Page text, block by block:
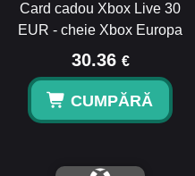
Card cadou Xbox Live 30
EUR - cheie Xbox Europa
30.36 €
CUMPĂRĂ